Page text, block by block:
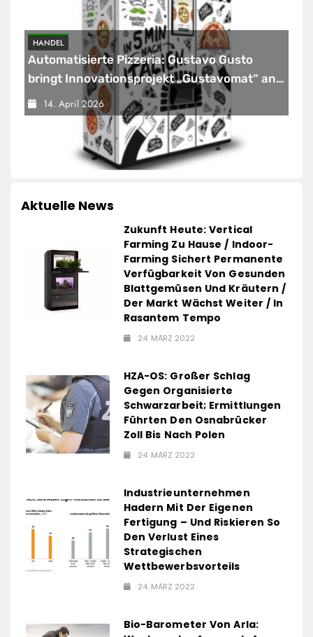
HANDEL
Automatisierte Pizzeria: Gustavo Gusto
bringt Innovationsprojekt „Gustavomat“ an
den Start
14. April 2026
Aktuelle News
Zukunft Heute: Vertical
Farming Zu Hause / Indoor-
Farming Sichert Permanente
Verfügbarkeit Von Gesunden
Blattgemüsen Und Kräutern /
Der Markt Wächst Weiter / In
Rasantem Tempo
24. MÄRZ 2022
HZA-OS: Großer Schlag
Gegen Organisierte
Schwarzarbeit; Ermittlungen
Führten Den Osnabrücker
Zoll Bis Nach Polen
24. MÄRZ 2022
Industrieunternehmen
Hadern Mit Der Eigenen
Fertigung – Und Riskieren So
Den Verlust Eines
Strategischen
Wettbewerbsvorteils
24. MÄRZ 2022
Bio-Barometer Von Arla: